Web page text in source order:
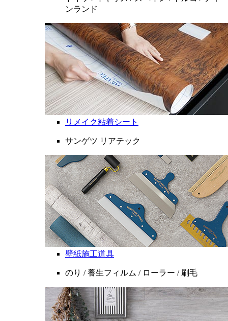
ンランド
リメイク粘着シート
サンゲツ リアテック
壁紙施工道具
のり / 養生フィルム / ローラー / 刷毛